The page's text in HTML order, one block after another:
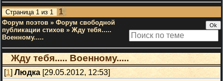
Страница 1 из 1 1
Форум поэтов » Форум свободной
публикации стихов » Жду тебя.....
Военному.....
Жду тебя..... Военному.....
[1] Людка [29.05.2012, 12:53]